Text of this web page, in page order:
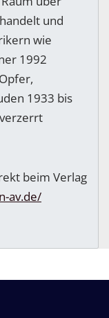
und
wie
1992
1933 bis
beim Verlag
av.de/